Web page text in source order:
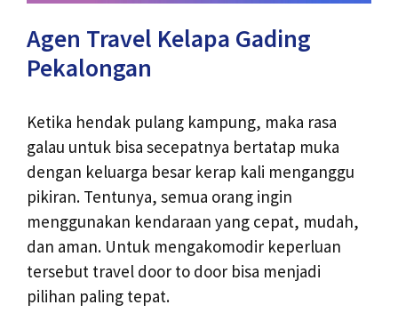
Agen Travel Kelapa Gading
Pekalongan
Ketika hendak pulang kampung, maka rasa
galau untuk bisa secepatnya bertatap muka
dengan keluarga besar kerap kali menganggu
pikiran. Tentunya, semua orang ingin
menggunakan kendaraan yang cepat, mudah,
dan aman. Untuk mengakomodir keperluan
tersebut travel door to door bisa menjadi
pilihan paling tepat.